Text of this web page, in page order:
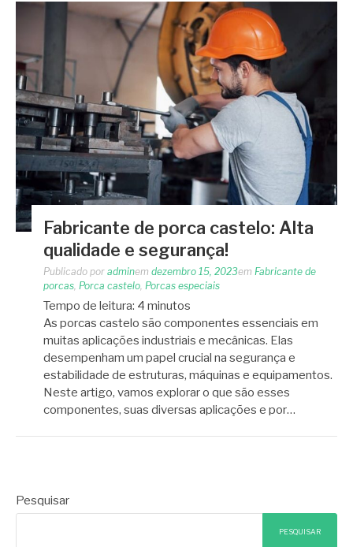
Fabricante de porca castelo: Alta
qualidade e segurança!
Publicado por adminem dezembro 15, 2023em Fabricante de
porcas Porca castelo Porcas especiais
Tempo de leitura: 4 minutos
As porcas castelo são componentes essenciais em
muitas aplicações industriais e mecânicas. Elas
desempenham um papel crucial na segurança e
estabilidade de estruturas, máquinas e equipamentos.
Neste artigo, vamos explorar o que são esses
componentes, suas diversas aplicações e por…
Pesquisar
PESQUISAR